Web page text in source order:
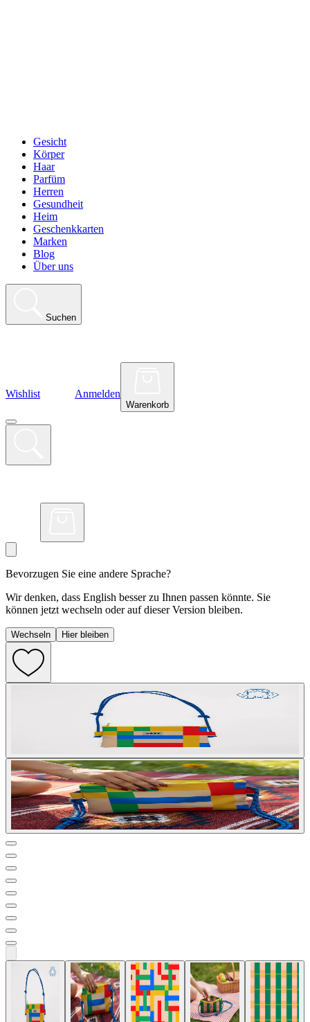
Gesicht
Körper
Haar
Parfüm
Herren
Gesundheit
Heim
Geschenkkarten
Marken
Blog
Über uns
Suchen
Wishlist Anmelden
Warenkorb
Bevorzugen Sie eine andere Sprache?
Wir denken, dass English besser zu Ihnen passen könnte. Sie
können jetzt wechseln oder auf dieser Version bleiben.
Wechseln Hier bleiben